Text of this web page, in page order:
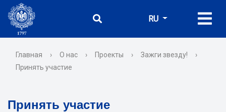
RU
Главная › О нас › Проекты › Зажги звезду!
›
Принять участие
Принять участие